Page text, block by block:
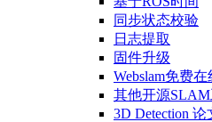
同步状态校验
日志提取
固件升级
Webslam免费在
其他开源
3D Detection